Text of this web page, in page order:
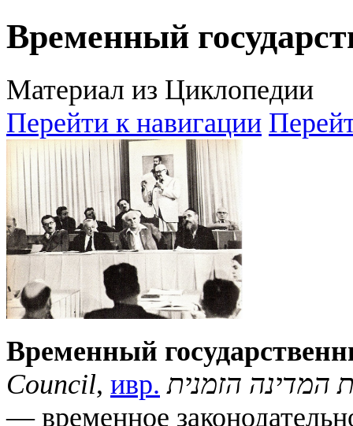
Временный
Материал из Циклопедии
Перейти к навигации
Временный
Council, ивр. המדינה הזמנית
— временное